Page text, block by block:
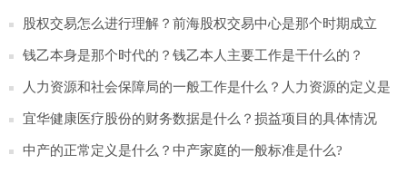
股权交易怎么进行理解？前海股权交易中心是那个时期成立
的？
钱乙本身是那个时代的？钱乙本人主要工作是干什么的？
人力资源和社会保障局的一般工作是什么？人力资源的定义是
什么？
宜华健康医疗股份的财务数据是什么？损益项目的具体情况
是？
中产的正常定义是什么？中产家庭的一般标准是什么?